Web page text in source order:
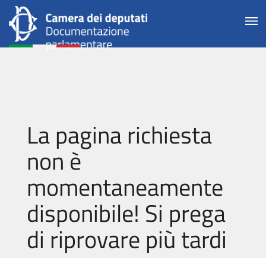
La pagina richiesta
non è
momentaneamente
disponibile! Si prega
di riprovare più tardi